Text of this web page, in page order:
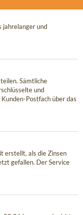
jahrelanger und
Sämtliche
und
Postfach über das
erstellt, als die Zinsen
gefallen. Der Service